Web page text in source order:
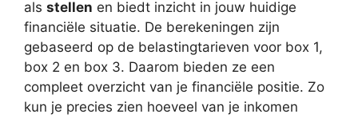
als stellen en biedt inzicht in jouw huidige
financiële situatie. De berekeningen zijn
gebaseerd op de belastingtarieven voor box 1,
box 2 en box 3. Daarom bieden ze een
compleet overzicht van je financiële positie. Zo
kun je precies zien hoeveel van je inkomen